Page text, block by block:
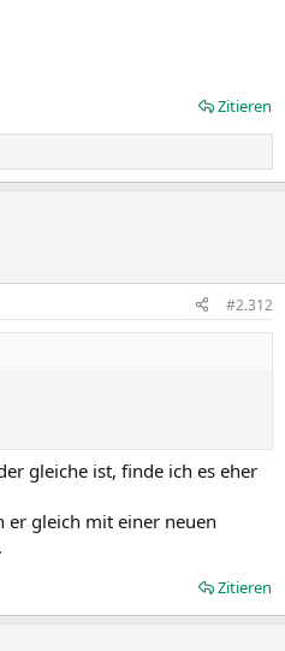
Zitieren
#2.312
gleiche ist, finde ich es eher
er gleich mit einer neuen
Zitieren